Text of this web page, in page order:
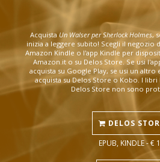
Acquista Un Walser per Sherlock Holmes,
inizia a leggere subito! Scegli il negozio
Amazon Kindle o l'app Kindle per
Amazon.it o su Delos Store. Se usi
acquista su Google Play, se usi un
acquista su Delos Store o Kobo. I libri
Delos Store non sono
DELOS
EPUB, KINDLE - €